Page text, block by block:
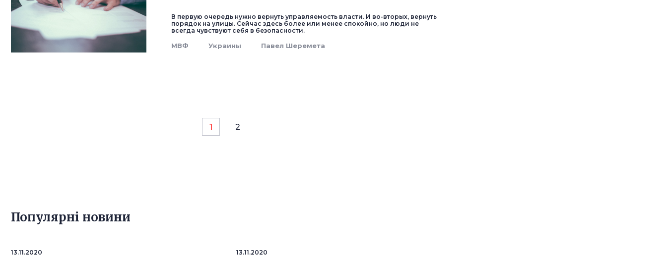
В первую очередь нужно вернуть управляемость власти. И во-вторых, вернуть
порядок на улицы. Сейчас здесь более или менее спокойно, но люди не
всегда чувствуют себя в безопасности.
МВФ Украины Павел Шеремета
1 2
Популярнi новини
13.11.2020 13.11.2020